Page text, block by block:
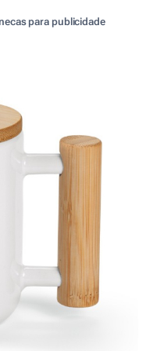
para publicidade